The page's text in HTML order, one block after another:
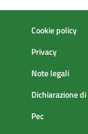
Cookie policy
Privacy
Note legali
Dichiarazione
Pec